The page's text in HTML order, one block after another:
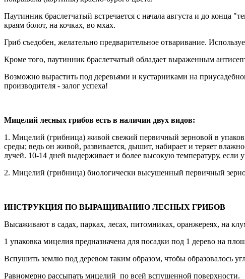
Паутинник браслетчатый встречается с начала августа и до конца
краям болот, на кочках, во мхах.
Гриб съедобен, желательно предварительное отваривание.
Кроме того, паутинник браслетчатый обладает выраженным
Возможно вырастить под деревьями и кустарниками на
производителя - залог успеха!
Мицелий лесных грибов есть в наличии двух видов:
1. Мицелий (грибница) живой свежий первичный зерновой в
среды; ведь он живой, развивается, дышит, набирает и теряет
лучей. 10-14 дней выдерживает и более высокую температуру, если
2. Мицелий (грибница) биологически высушенный первичный
ИНСТРУКЦИЯ ПО ВЫРАЩИВАНИЮ ЛЕСНЫХ ГРИБОВ
Высаживают в садах, парках, лесах, питомниках, оранжереях, на
1 упаковка мицелия предназначена для посадки под 1 дерево на
Вспушить землю под деревом таким образом, чтобы образовалось
Равномерно рассыпать мицелий по всей вспушенной поверхности.